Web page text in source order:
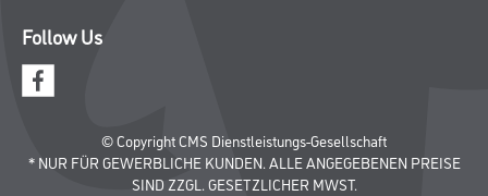
Follow Us
© Copyright CMS Dienstleistungs-Gesellschaft
* NUR FÜR GEWERBLICHE KUNDEN. ALLE ANGEGEBENEN PREISE
SIND ZZGL. GESETZLICHER MWST.